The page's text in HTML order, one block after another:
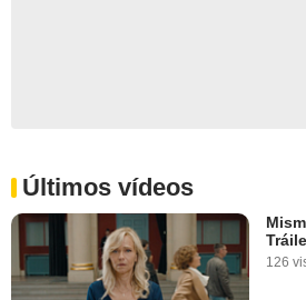
Últimos vídeos
126